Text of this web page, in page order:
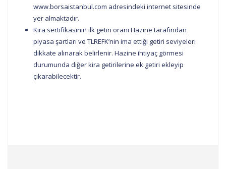
www.borsaistanbul.com adresindeki internet sitesinde
yer almaktadır.
Kira sertifikasının ilk getiri oranı Hazine tarafından
piyasa şartları ve TLREFK’nin ima ettiği getiri seviyeleri
dikkate alınarak belirlenir. Hazine ihtiyaç görmesi
durumunda diğer kira getirilerine ek getiri ekleyip
çıkarabilecektir.